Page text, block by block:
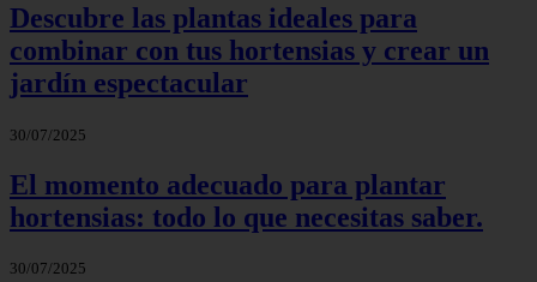
Descubre las plantas ideales para
combinar con tus hortensias y crear un
jardín espectacular
30/07/2025
El momento adecuado para plantar
hortensias: todo lo que necesitas saber.
30/07/2025